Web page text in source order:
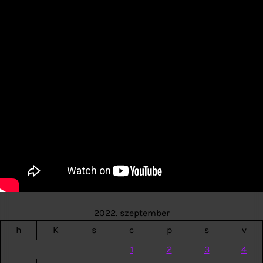
2022. szeptember
h
K s c p s
v
1
2 3
4